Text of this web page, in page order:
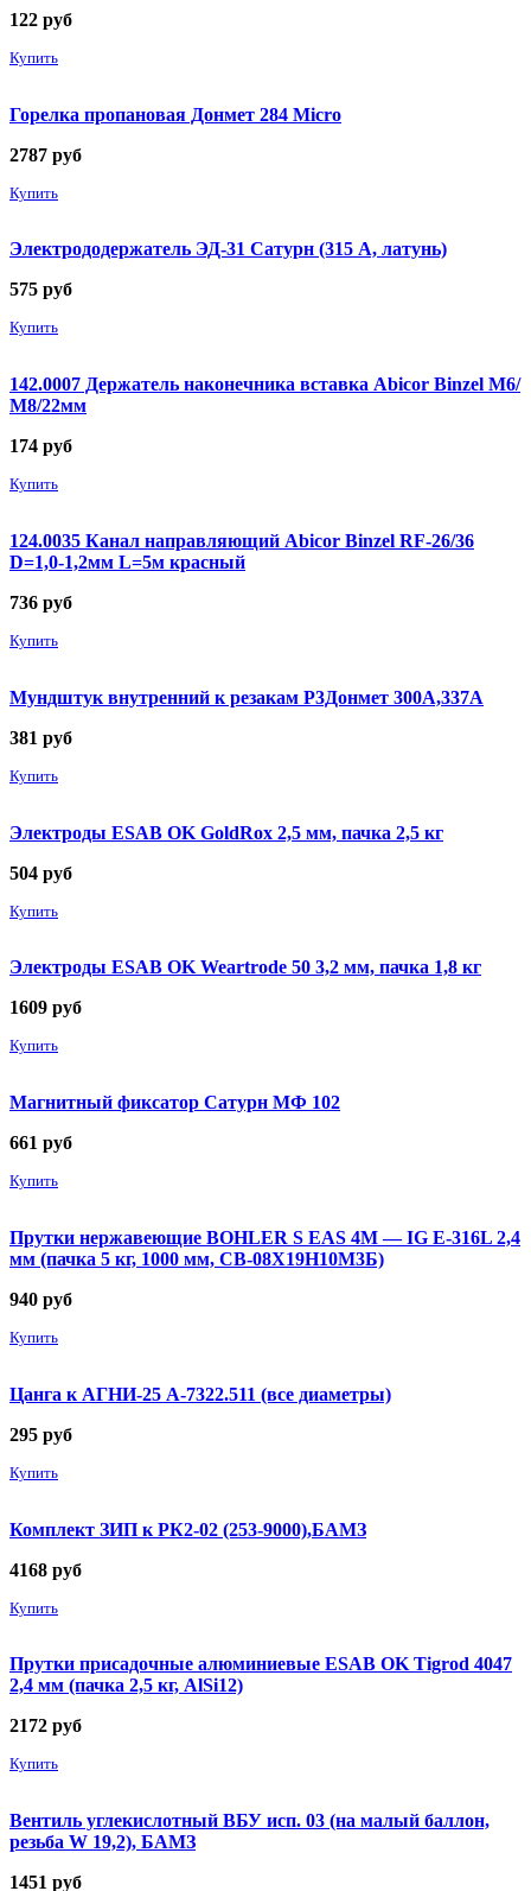
122 руб
Купить
Горелка пропановая Донмет 284 Micro
2787 руб
Купить
Электрододержатель ЭД-31 Сатурн (315 А, латунь)
575 руб
Купить
142.0007 Держатель наконечника вставка Abicor Binzel М6/
М8/22мм
174 руб
Купить
124.0035 Канал направляющий Abicor Binzel RF-26/36
D=1,0-1,2мм L=5м красный
736 руб
Купить
Мундштук внутренний к резакам Р3Донмет 300А,337А
381 руб
Купить
Электроды ESAB OK GoldRox 2,5 мм, пачка 2,5 кг
504 руб
Купить
Электроды ESAB OK Weartrode 50 3,2 мм, пачка 1,8 кг
1609 руб
Купить
Магнитный фиксатор Сатурн МФ 102
661 руб
Купить
Прутки нержавеющие BOHLER S EAS 4M — IG E-316L 2,4
мм (пачка 5 кг, 1000 мм, СВ-08Х19Н10М3Б)
940 руб
Купить
Цанга к АГНИ-25 А-7322.511 (все диаметры)
295 руб
Купить
Комплект ЗИП к РК2-02 (253-9000),БАМЗ
4168 руб
Купить
Прутки присадочные алюминиевые ESAB OK Tigrod 4047
2,4 мм (пачка 2,5 кг, AlSi12)
2172 руб
Купить
Вентиль углекислотный ВБУ исп. 03 (на малый баллон,
резьба W 19,2), БАМЗ
1451 руб